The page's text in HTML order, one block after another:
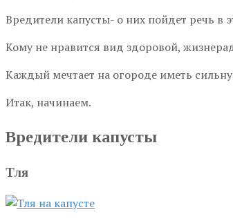
Вредители капусты- о них пойдет речь в
Кому не нравится вид здоровой,
Каждый мечтает на огороде иметь
Итак, начинаем.
Вредители капусты
Тля